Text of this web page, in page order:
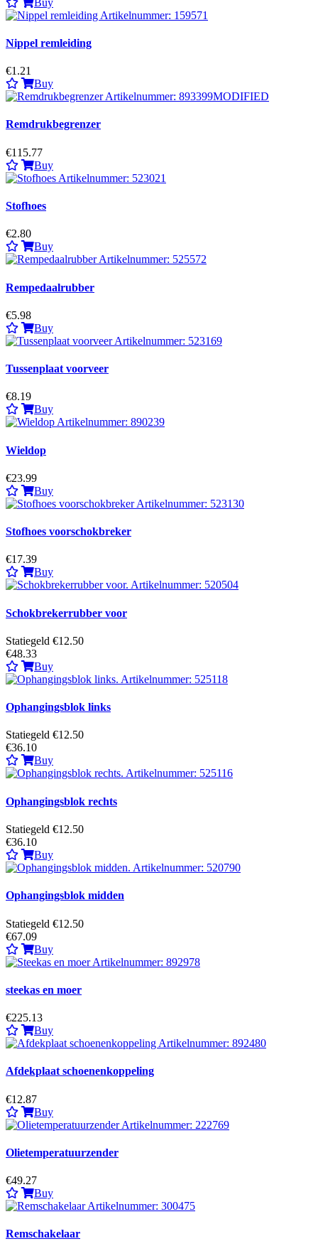
Nippel remleiding
€1.21
Buy
Remdrukbegrenzer
€115.77
Buy
Stofhoes
€2.80
Buy
Rempedaalrubber
€5.98
Buy
Tussenplaat voorveer
€8.19
Buy
Wieldop
€23.99
Buy
Stofhoes voorschokbreker
€17.39
Buy
Schokbrekerrubber voor
Statiegeld €12.50
€48.33
Buy
Ophangingsblok links
Statiegeld €12.50
€36.10
Buy
Ophangingsblok rechts
Statiegeld €12.50
€36.10
Buy
Ophangingsblok midden
Statiegeld €12.50
€67.09
Buy
steekas en moer
€225.13
Buy
Afdekplaat schoenenkoppeling
€12.87
Buy
Olietemperatuurzender
€49.27
Buy
Remschakelaar